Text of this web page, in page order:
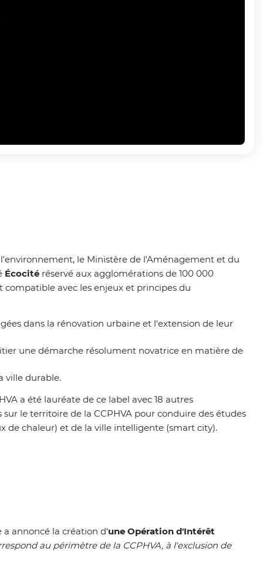
le Ministère de l'Aménagement et du
Écocité réservé aux agglomérations de 100 000
avec les enjeux et principes du
dans la rénovation urbaine et l'extension de leur
une démarche résolument novatrice en matière de
ville durable.
a été lauréate de ce label avec 18 autres
le territoire de la CCPHVA pour conduire des études
de chaleur) et de la ville intelligente (smart city).
a annoncé la création d'une Opération d'Intérêt
au périmètre de la CCPHVA, à l'exclusion de